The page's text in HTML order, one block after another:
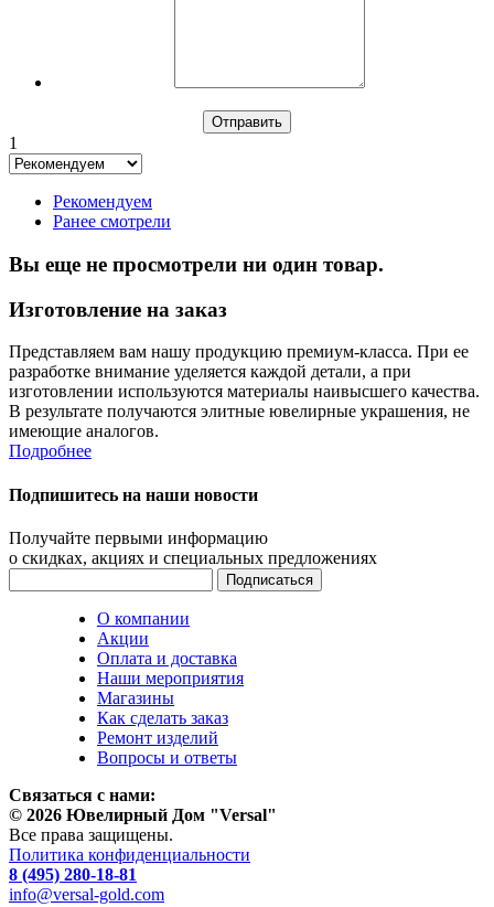
1
Рекомендуем
Ранее смотрели
Вы еще не просмотрели ни один товар.
Изготовление на заказ
Представляем вам нашу продукцию премиум-класса. При ее
разработке внимание уделяется каждой детали, а при
изготовлении используются материалы наивысшего качества.
В результате получаются элитные ювелирные украшения, не
имеющие аналогов.
Подробнее
Подпишитесь на наши новости
Получайте первыми информацию
о скидках, акциях и специальных предложениях
О компании
Акции
Оплата и доставка
Наши мероприятия
Магазины
Как сделать заказ
Ремонт изделий
Вопросы и ответы
Связаться с нами:
© 2026 Ювелирный Дом "Versal"
Все права защищены.
Политика конфиденциальности
8 (495) 280-18-81
info@versal-gold.com